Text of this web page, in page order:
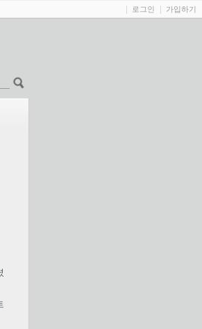
로그인 가입하기